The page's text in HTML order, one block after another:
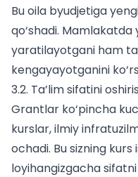
Bu oila byudjetiga
qo‘shadi. Mamlakatda
yaratilayotgani ham
kengayayotganini
3.2. Ta’lim sifatini
Grantlar ko‘pincha
kurslar, ilmiy
ochadi. Bu sizning
loyihangizgacha